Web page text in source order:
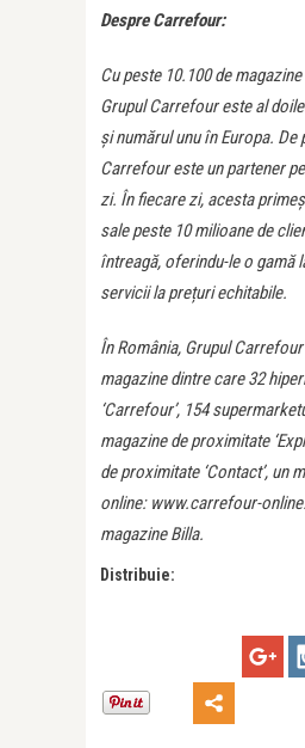
Despre Carrefour:
Cu peste 10.100 de
Grupul Carrefour este al
și numărul unu în Europa. De
Carrefour este un partener
zi. În fiecare zi, acesta
sale peste 10 milioane de
întreagă, oferindu-le o gamă
servicii la prețuri echitabile.
În România, Grupul
magazine dintre care 32
‘Carrefour’, 154
magazine de proximitate
de proximitate ‘Contact’, un
online: www.carrefour-
magazine Billa.
Distribuie: